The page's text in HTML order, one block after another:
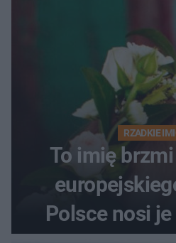
RZADKIE
To imię
Polsce nosi